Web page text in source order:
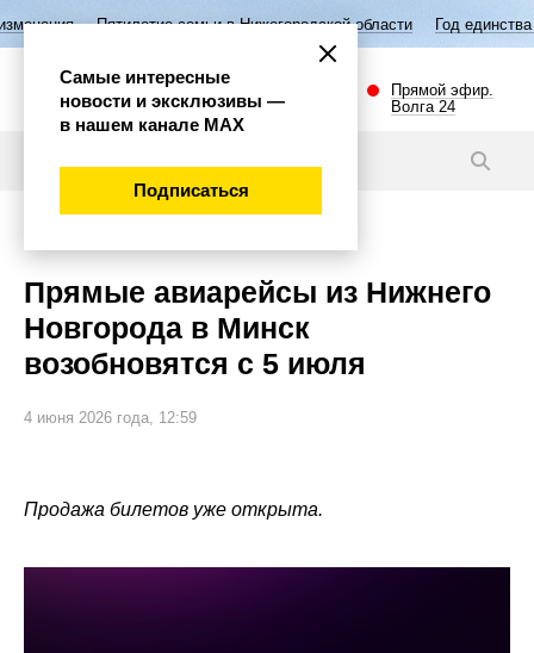
Пятилетие семьи в Нижегородской области Год единства народов
Прямой эфир.
Волга 24
Прямые авиарейсы из Нижнего
Новгорода в Минск
возобновятся с 5 июля
4 июня 2026 года, 12:59
Продажа билетов уже открыта.
Самые интересные
новости и эксклюзивы —
в нашем канале МАХ
Подписаться